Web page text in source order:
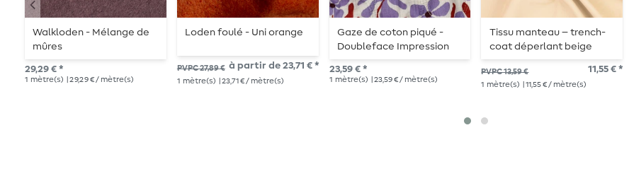
Walkloden - Mélange de
mûres
29,29 € *
1 mètre(s) | 29,29 € / mètre(s)
Loden foulé - Uni orange
PVPC 27,89 € à partir de 23,71 € *
1 mètre(s) | 23,71 € / mètre(s)
Gaze de coton piqué -
Doubleface Impression
numérique Fleurs Géo
Naturel
23,59 € *
1 mètre(s) | 23,59 € / mètre(s)
Tissu manteau – trench-
coat déperlant beige
PVPC 13,59 € 11,55 € *
1 mètre(s) | 11,55 € / mètre(s)